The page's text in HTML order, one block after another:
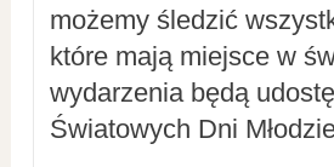
możemy śledzić
które mają miejsce w
wydarzenia będą
Światowych Dni